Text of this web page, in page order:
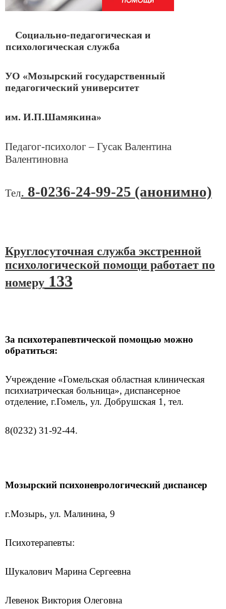
Социально-педагогическая и
психологическая служба
УО «Мозырский государственный
педагогический университет
им. И.П.Шамякина»
Педагог-психолог – Гусак Валентина
Валентиновна
Тел. 8-0236-24-99-25 (анонимно)
Круглосуточная служба экстренной
психологической помощи работает по
номеру 133
За психотерапевтической помощью можно
обратиться:
Учреждение «Гомельская областная клиническая
психиатрическая больница», диспансерное
отделение, г.Гомель, ул. Добрушская 1, тел.
8(0232) 31-92-44.
Мозырский психоневрологический диспансер
г.Мозырь, ул. Малинина, 9
Психотерапевты:
Шукалович Марина Сергеевна
Левенок Виктория Олеговна